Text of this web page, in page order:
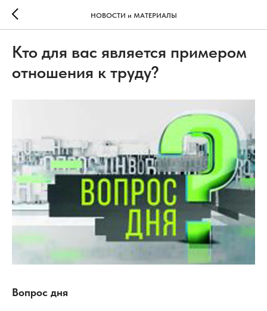
НОВОСТИ и МАТЕРИАЛЫ
Кто для вас является примером
отношения к труду?
Вопрос дня